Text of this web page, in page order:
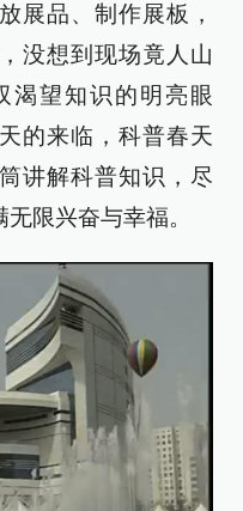
展品、制作展板，
没想到现场竟人山
渴望知识的明亮眼
的来临，科普春天
讲解科普知识，尽
限兴奋与幸福。​